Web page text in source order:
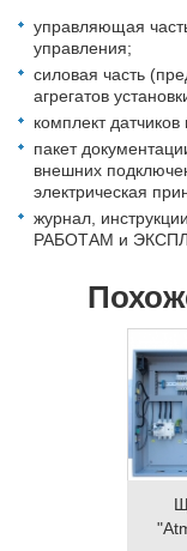
управляющая
управления;
силовая часть
агрегатов
комплект
пакет
внешних
электрическая
журнал,
РАБОТАМ и